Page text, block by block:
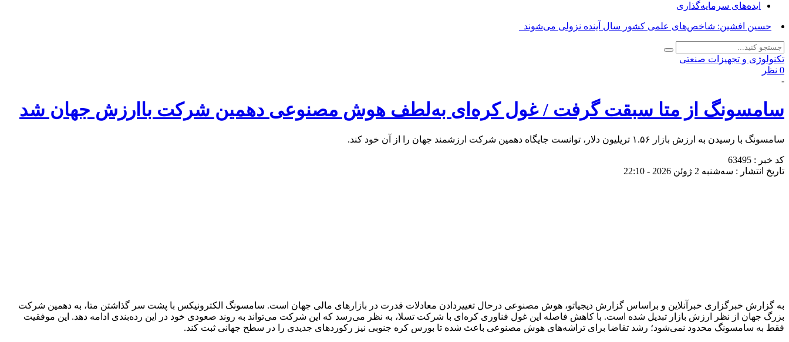
ایده‌های سرمایه‌گذاری
حسین افشین: شاخص‌های علمی کشور سال آینده نزولی می‌شوند_
تکنولوژی و تجهیزات صنعتی
0 نظر
-
سامسونگ از متا سبقت گرفت / غول کره‌ای به‌لطف هوش مصنوعی دهمین شرکت باارزش جهان شد
سامسونگ با رسیدن به ارزش بازار ۱.۵۶ تریلیون دلار، توانست جایگاه دهمین شرکت ارزشمند جهان را از آن خود کند.
کد خبر : 63495
تاریخ انتشار : سه‌شنبه 2 ژوئن 2026 - 22:10
به گزارش خبرگزاری خبرآنلاین و براساس گزارش دیجیاتو، هوش مصنوعی درحال تغییردادن معادلات قدرت در بازارهای مالی جهان است. سامسونگ الکترونیکس با پشت سر گذاشتن متا، به دهمین شرکت
بزرگ جهان از نظر ارزش بازار تبدیل شده است. با کاهش فاصله این غول فناوری کره‌ای با شرکت تسلا، به نظر می‌رسد که این شرکت می‌تواند به روند صعودی خود در این رده‌بندی ادامه دهد. این موفقیت
فقط به سامسونگ محدود نمی‌شود؛ رشد تقاضا برای تراشه‌های هوش مصنوعی باعث شده تا بورس کره جنوبی نیز رکوردهای جدیدی را در سطح جهانی ثبت کند.